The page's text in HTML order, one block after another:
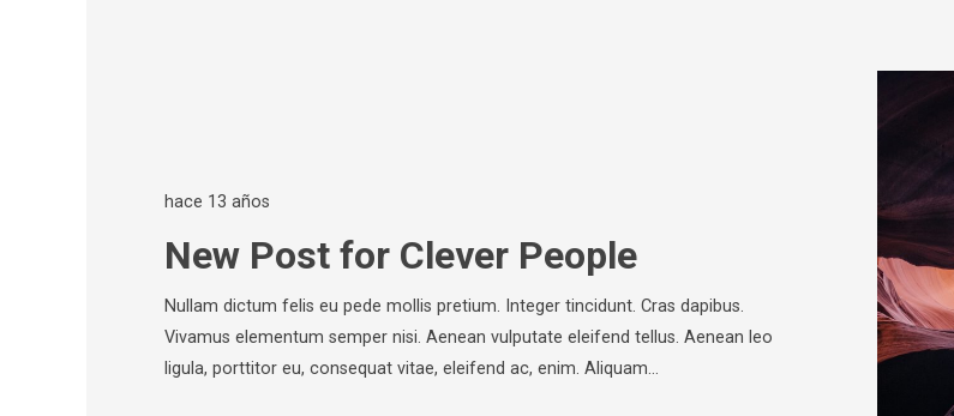
hace 13 años
New Post for Clever People
Nullam dictum felis eu pede mollis pretium. Integer tincidunt. Cras dapibus.
Vivamus elementum semper nisi. Aenean vulputate eleifend tellus. Aenean leo
ligula, porttitor eu, consequat vitae, eleifend ac, enim. Aliquam…